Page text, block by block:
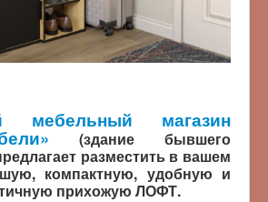
мебельный магазин
(здание бывшего
разместить в вашем
компактную, удобную и
прихожую ЛОФТ.